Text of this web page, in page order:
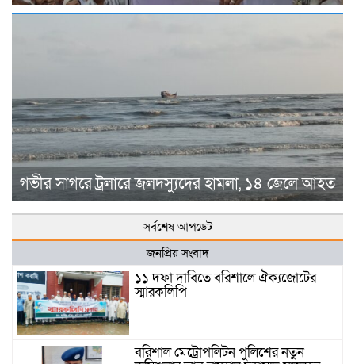
গভীর সাগরে ট্রলারে জলদস্যুদের হামলা, ১৪ জেলে আহত
সর্বশেষ আপডেট
জনপ্রিয় সংবাদ
১১ দফা দাবিতে বরিশালে ঐক্যজোটের
স্মারকলিপি
বরিশাল মেট্রোপলিটন পুলিশের নতুন